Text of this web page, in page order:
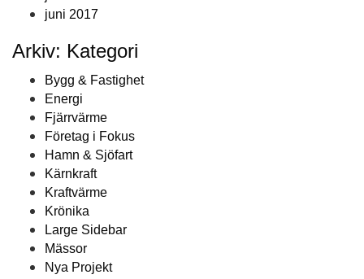
juni 2017
Arkiv: Kategori
Bygg & Fastighet
Energi
Fjärrvärme
Företag i Fokus
Hamn & Sjöfart
Kärnkraft
Kraftvärme
Krönika
Large Sidebar
Mässor
Nya Projekt